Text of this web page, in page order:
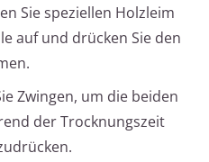
Sie speziellen Holzleim
auf und drücken Sie den
Zwingen, um die beiden
der Trocknungszeit